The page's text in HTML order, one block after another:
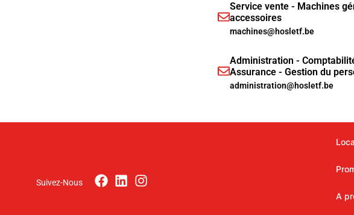
Service vente - Machines
accessoires
machines@hosletf.be
Administration -
Assurance - Gestion du
administration@hosletf.be
Suivez-Nous
A